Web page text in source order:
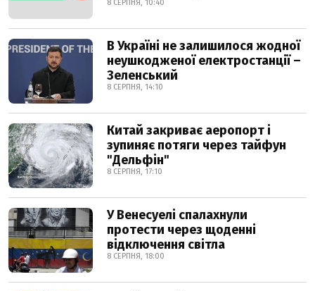
8 СЕРПНЯ, 10:40
В Україні не залишилося жодної
неушкодженої електростанції –
Зеленський
8 СЕРПНЯ, 14:10
Китай закриває аеропорт і
зупиняє потяги через тайфун
"Дельфін"
8 СЕРПНЯ, 17:10
У Венесуелі спалахнули
протести через щоденні
відключення світла
8 СЕРПНЯ, 18:00